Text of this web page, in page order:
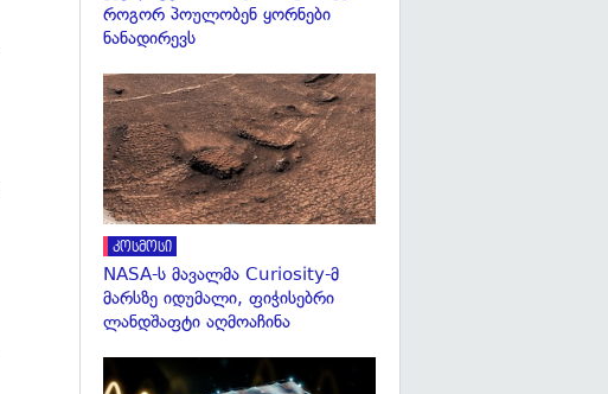
როგორ პოულობენ ყორნები
ნანადირევს
კოსმოსი
NASA-ს მავალმა Curiosity-მ
მარსზე იდუმალი, ფიჭისებრი
ლანდშაფტი აღმოაჩინა